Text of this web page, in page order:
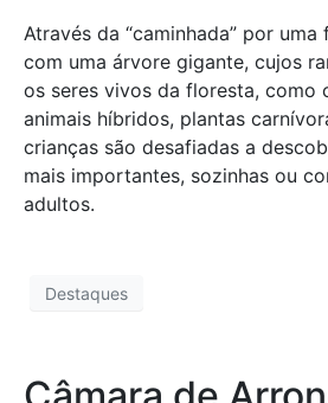
Através da “caminhada” por
com uma árvore gigante, cujos
os seres vivos da floresta, como
animais híbridos, plantas
crianças são desafiadas a
mais importantes, sozinhas ou
adultos.
Destaques